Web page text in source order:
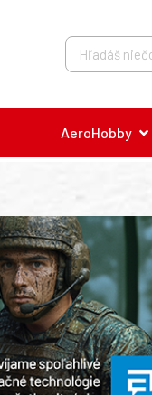
AeroHobby